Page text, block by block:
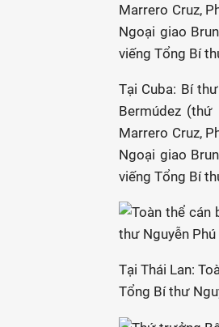
Tại Cuba: Bí
Bermúdez
Marrero Cruz,
Ngoại giao
viếng Tổng Bí
Tại Thái Lan:
Tổng Bí thư